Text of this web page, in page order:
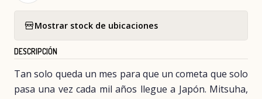
Mostrar stock de ubicaciones
DESCRIPCIÓN
Tan solo queda un mes para que un cometa que solo
pasa una vez cada mil años llegue a Japón. Mitsuha,